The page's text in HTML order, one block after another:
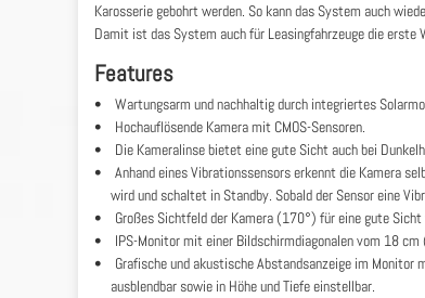
Karosserie gebohrt werden. So kann das System auch
Damit ist das System auch für Leasingfahrzeuge die erste
Features
• Wartungsarm und nachhaltig durch integriertes
• Hochauflösende Kamera mit CMOS-Sensoren.
• Die Kameralinse bietet eine gute Sicht auch bei
• Anhand eines Vibrationssensors erkennt die Kamera
wird und schaltet in Standby. Sobald der Sensor eine
• Großes Sichtfeld der Kamera (170°) für eine gute Sicht
• IPS-Monitor mit einer Bildschirmdiagonalen vom 18 cm
• Grafische und akustische Abstandsanzeige im Monitor
ausblendbar sowie in Höhe und Tiefe einstellbar.